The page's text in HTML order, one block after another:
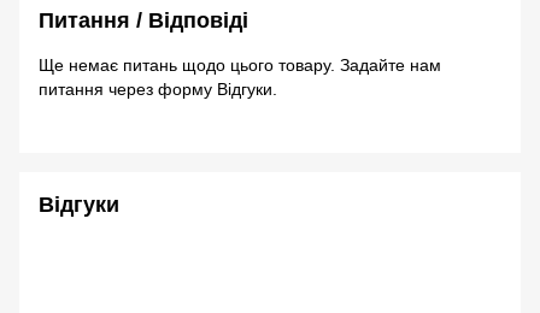
Питання / Відповіді
Ще немає питань щодо цього товару. Задайте нам
питання через форму Відгуки.
Відгуки